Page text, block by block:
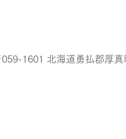
1601 北海道勇払郡厚真